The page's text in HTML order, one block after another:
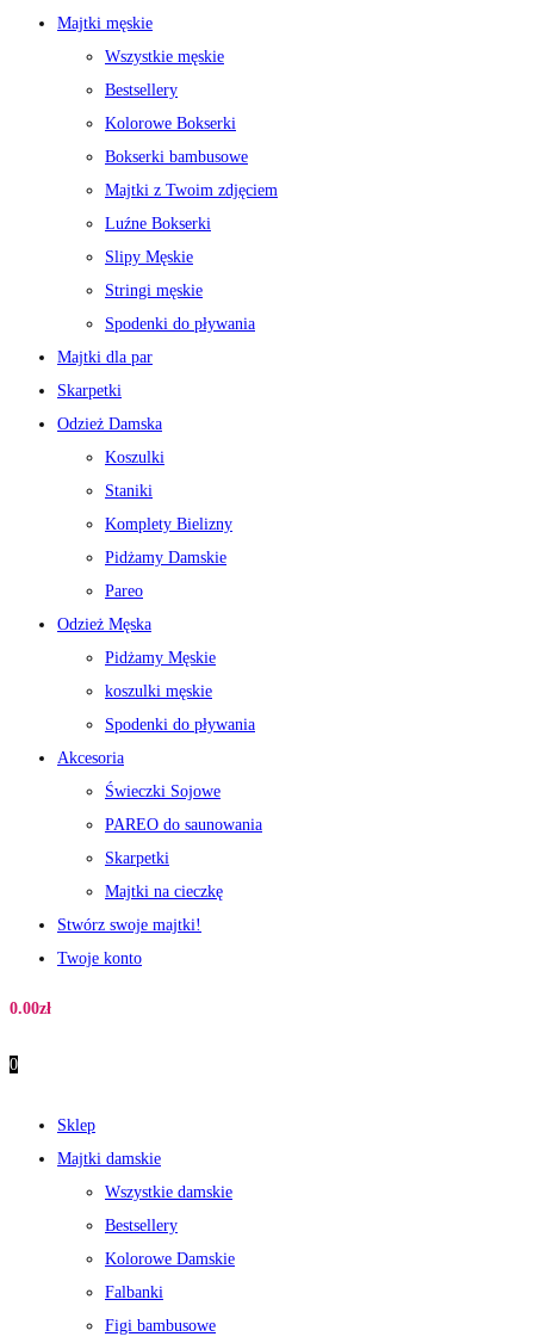
Majtki męskie
Wszystkie męskie
Bestsellery
Kolorowe Bokserki
Bokserki bambusowe
Majtki z Twoim zdjęciem
Luźne Bokserki
Slipy Męskie
Stringi męskie
Spodenki do pływania
Majtki dla par
Skarpetki
Odzież Damska
Koszulki
Staniki
Komplety Bielizny
Pidżamy Damskie
Pareo
Odzież Męska
Pidżamy Męskie
koszulki męskie
Spodenki do pływania
Akcesoria
Świeczki Sojowe
PAREO do saunowania
Skarpetki
Majtki na cieczkę
Stwórz swoje majtki!
Twoje konto
0.00zł
0
Sklep
Majtki damskie
Wszystkie damskie
Bestsellery
Kolorowe Damskie
Falbanki
Figi bambusowe